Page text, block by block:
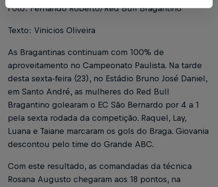
Foto: Fernando Roberto/Red Bull Bragantino
Texto: Vinicios Oliveira
As Bragantinas continuam com 100% de
aproveitamento no Campeonato Paulista. Na tarde
desta sexta-feira (23), no Estádio Bruno José Daniel,
em Santo André, as mulheres do Red Bull
Bragantino golearam o EC São Bernardo por 4 a 1
pela sexta rodada da competição. Raquel, Lay,
Luana e Taiane marcaram os gols do Braga. Giovania
descontou pelo time do Grande ABC.
Com este resultado, as comandadas da técnica
Rosana Augusto chegaram aos 18 pontos, na